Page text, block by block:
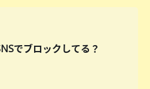
でブロックしてる？